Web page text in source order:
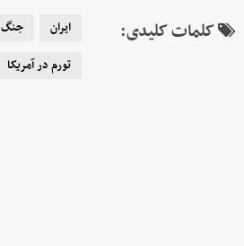
کلمات کلیدی: ایران جنگ
تورم در آمریکا